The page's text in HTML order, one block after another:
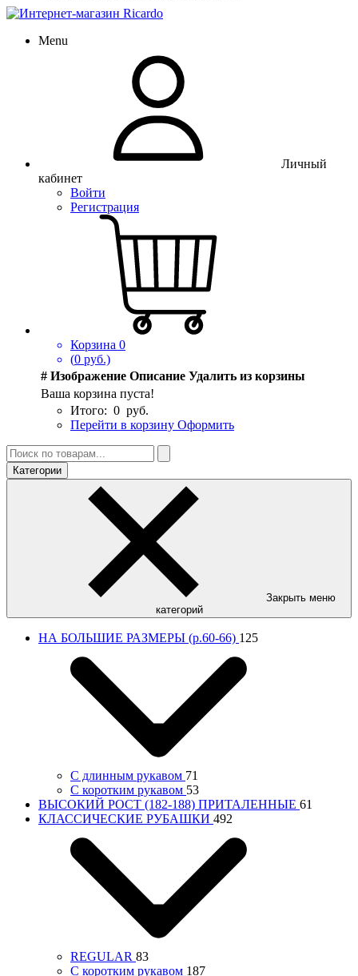
Menu
Личный
кабинет
Войти
Регистрация
Корзина 0
(0 руб.)
# Изображение Описание Удалить из корзины
Ваша корзина пуста!
Итого: 0 руб.
Перейти в корзину Оформить
Категории
Закрыть меню
категорий
НА БОЛЬШИЕ РАЗМЕРЫ (р.60-66) 125
С длинным рукавом 71
С коротким рукавом 53
ВЫСОКИЙ РОСТ (182-188) ПРИТАЛЕННЫЕ 61
КЛАССИЧЕСКИЕ РУБАШКИ 492
REGULAR 83
С коротким рукавом 187